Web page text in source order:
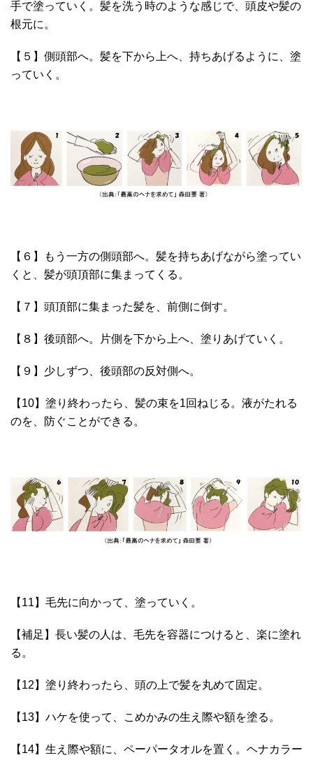
手で塗っていく。髪を洗う時のような感じで、頭皮や髪の
根元に。
【５】側頭部へ。髪を下から上へ、持ちあげるように、塗
っていく。
【６】もう一方の側頭部へ。髪を持ちあげながら塗ってい
くと、髪が頭頂部に集まってくる。
【７】頭頂部に集まった髪を、前側に倒す。
【８】後頭部へ。片側を下から上へ、塗りあげていく。
【９】少しずつ、後頭部の反対側へ。
【10】塗り終わったら、髪の束を1回ねじる。液がたれる
のを、防ぐことができる。
【11】毛先に向かって、塗っていく。
【補足】長い髪の人は、毛先を容器につけると、楽に塗れ
る。
【12】塗り終わったら、頭の上で髪を丸めて固定。
【13】ハケを使って、こめかみの生え際や額を塗る。
【14】生え際や額に、ペーパータオルを置く。ヘナカラー